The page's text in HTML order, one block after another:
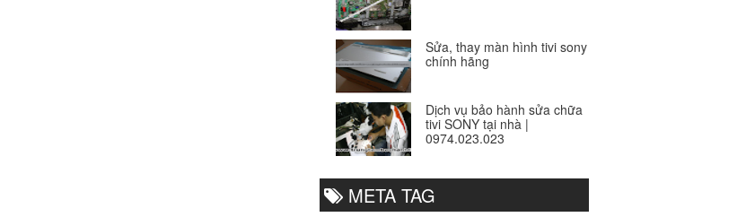
Sửa, thay màn hình tivi sony
chính hãng
Dịch vụ bảo hành sửa chữa
tivi SONY tại nhà |
0974.023.023
META TAG